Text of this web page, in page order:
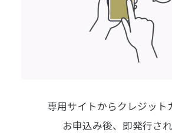
専用サイトからクレジット
お申込み後、即発行され